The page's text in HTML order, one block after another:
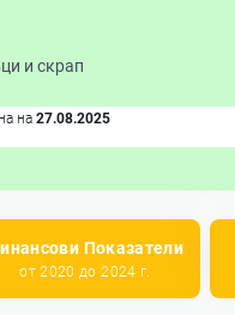
и скрап
на 27.08.2025
Показатели
от 2020 до 2024 г.